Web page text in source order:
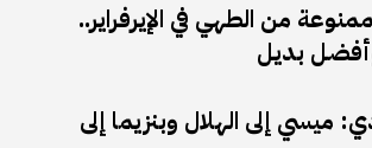
من الطهي في الإيرفراير..
بديل
ميسي إلى الهلال وبنزيما إلى